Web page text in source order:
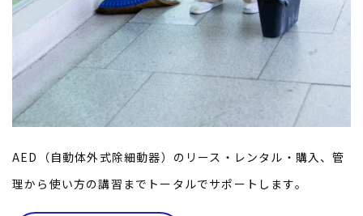
AED（自動体外式除細動器）のリース・レンタル・購入、管
理から使い方の講習までトータルでサポートします。